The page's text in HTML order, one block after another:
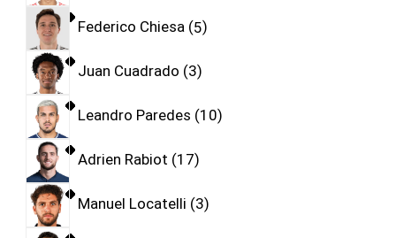
Federico Chiesa 5
Juan Cuadrado 3
Leandro Paredes 10
Adrien Rabiot 17
Manuel Locatelli 3